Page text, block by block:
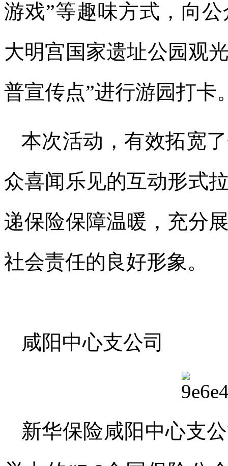
游戏”等趣味方式，向
大明宫国家遗址公园观
普宣传点”进行游园打卡
本次活动，有效拓宽
众喜闻乐见的互动形式
递保险保障温暖，充分
社会责任的良好形象。
咸阳中心支公司
新华保险咸阳中心支